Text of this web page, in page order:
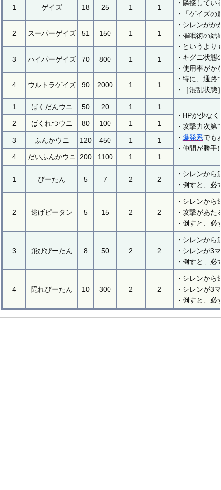
1 ゲイズ 18 25 1 1
・隣接して
・「ゲイズ
・シレンが
・催眠術の
・というよ
・キグニ状
・使用率が
・特に、通
・［混乱状
2 スーパーゲイズ 51 150 1 1
3 ハイパーゲイズ 70 800 1 1
4 ウルトラゲイズ 90 2000 1 1
1 ばくだんウニ 50 20 1
1
・HPが少な
・攻撃力次
・ 爆発系でも
・仲間が勝
2 ばくれつウニ 80 100 1 1
3 ふんかウニ 120 450 1 1
4 だいふんかウニ 200 1100 1 1
1 ぴーたん 5 7 2 2
・シレンから
・倒すと、
2 逃げピータン 5 15 2 2
・シレンから
・攻撃があた
・倒すと、
3 飛びぴーたん 8 50 2 2
・シレンから
・シレンが3
・倒すと、必
4 隠れぴーたん 10 300 2 2
・シレンから
・シレンが3
・倒すと、必